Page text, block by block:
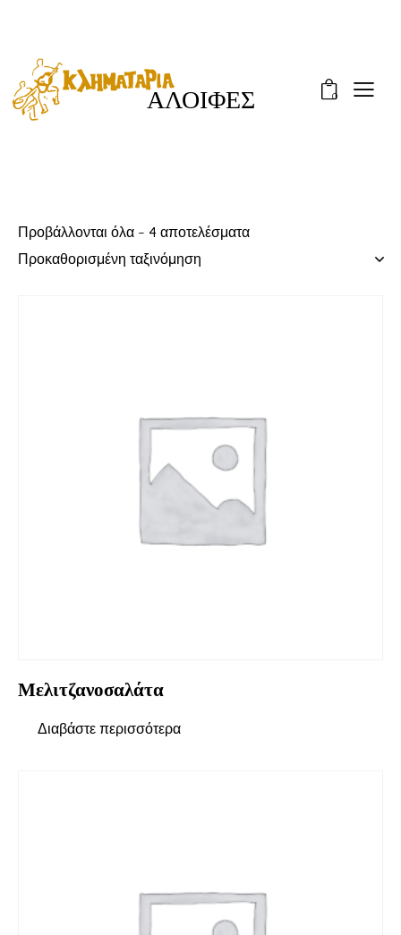
0
ΑΛΟΙΦΕΣ
Προβάλλονται όλα - 4 αποτελέσματα
Μελιτζανοσαλάτα
Διαβάστε περισσότερα